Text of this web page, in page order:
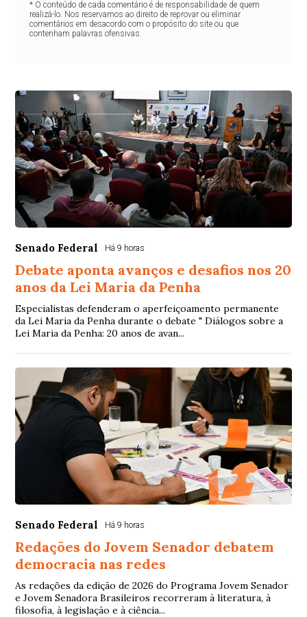
* O conteúdo de cada comentário é de responsabilidade de quem
realizá-lo. Nos reservamos ao direito de reprovar ou eliminar
comentários em desacordo com o propósito do site ou que
contenham palavras ofensivas.
Senado Federal Há 9 horas
Debate aponta avanços e desafios nos 20
anos da Lei Maria da Penha
Especialistas defenderam o aperfeiçoamento permanente
da Lei Maria da Penha durante o debate " Diálogos sobre a
Lei Maria da Penha: 20 anos de avan...
Senado Federal Há 9 horas
Redações do Jovem Senador debatem
democracia nas redes
As redações da edição de 2026 do Programa Jovem Senador
e Jovem Senadora Brasileiros recorreram à literatura, à
filosofia, à legislação e à ciência...